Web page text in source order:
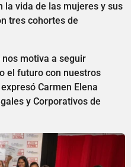
la vida de las mujeres y sus
tres cohortes de
motiva a seguir
el futuro con nuestros
Carmen Elena
y Corporativos de